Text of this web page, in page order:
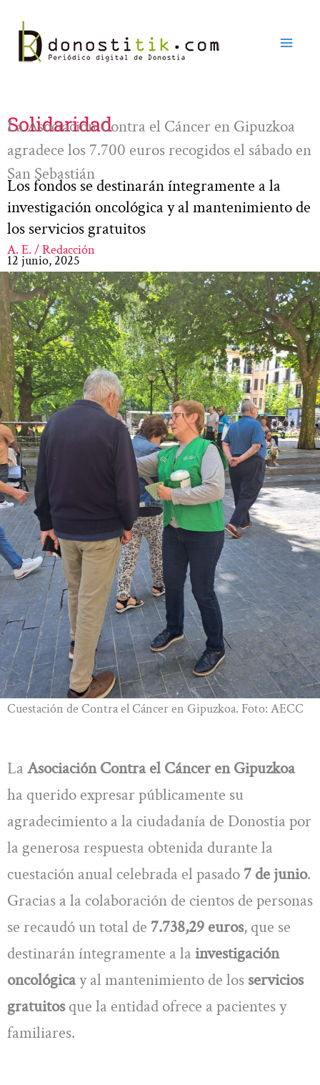
contenido
Solidaridad
La Asociación Contra el Cáncer en Gipuzkoa
agradece los 7.700 euros recogidos el sábado en
San Sebastián
Los fondos se destinarán íntegramente a la
investigación oncológica y al mantenimiento de
los servicios gratuitos
A. E. / Redacción
12 junio, 2025
Cuestación de Contra el Cáncer en Gipuzkoa. Foto: AECC
La Asociación Contra el Cáncer en Gipuzkoa
ha querido expresar públicamente su
agradecimiento a la ciudadanía de Donostia por
la generosa respuesta obtenida durante la
cuestación anual celebrada el pasado 7 de junio.
Gracias a la colaboración de cientos de personas
se recaudó un total de 7.738,29 euros, que se
destinarán íntegramente a la investigación
oncológicay al mantenimiento de los servicios
gratuitosque la entidad ofrece a pacientes y
familiares.